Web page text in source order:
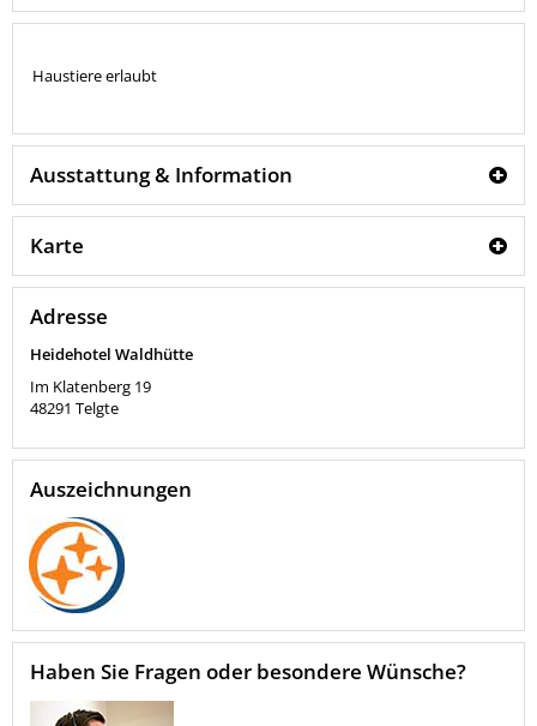
Haustiere erlaubt
Ausstattung & Information
Karte
Adresse
Heidehotel Waldhütte
Im Klatenberg 19
48291 Telgte
Auszeichnungen
Haben Sie Fragen oder besondere Wünsche?